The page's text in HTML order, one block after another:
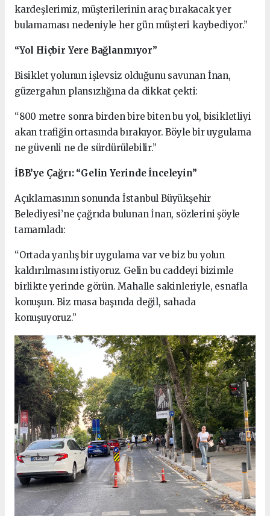
kardeşlerimiz, müşterilerinin araç bırakacak yer
bulamaması nedeniyle her gün müşteri kaybediyor.”
“Yol Hiçbir Yere Bağlanmıyor”
Bisiklet yolunun işlevsiz olduğunu savunan İnan,
güzergahın plansızlığına da dikkat çekti:
“800 metre sonra birden bire biten bu yol, bisikletliyi
akan trafiğin ortasında bırakıyor. Böyle bir uygulama
ne güvenli ne de sürdürülebilir.”
İBB’ye Çağrı: “Gelin Yerinde İnceleyin”
Açıklamasının sonunda İstanbul Büyükşehir
Belediyesi’ne çağrıda bulunan İnan, sözlerini şöyle
tamamladı:
“Ortada yanlış bir uygulama var ve biz bu yolun
kaldırılmasını istiyoruz. Gelin bu caddeyi bizimle
birlikte yerinde görün. Mahalle sakinleriyle, esnafla
konuşun. Biz masa başında değil, sahada
konuşuyoruz.”